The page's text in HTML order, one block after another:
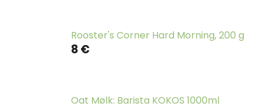
Rooster's Corner Hard Morning, 200 g
8 €
Oat Mølk: Barista KOKOS 1000ml